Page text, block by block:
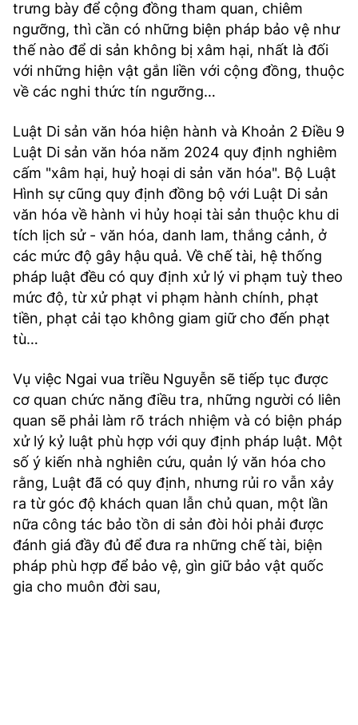
trưng bày để cộng đồng tham quan, chiêm
ngưỡng, thì cần có những biện pháp bảo vệ như
thế nào để di sản không bị xâm hại, nhất là đối
với những hiện vật gắn liền với cộng đồng, thuộc
về các nghi thức tín ngưỡng…
Luật Di sản văn hóa hiện hành và Khoản 2 Điều 9
Luật Di sản văn hóa năm 2024 quy định nghiêm
cấm "xâm hại, huỷ hoại di sản văn hóa". Bộ Luật
Hình sự cũng quy định đồng bộ với Luật Di sản
văn hóa về hành vi hủy hoại tài sản thuộc khu di
tích lịch sử - văn hóa, danh lam, thắng cảnh, ở
các mức độ gây hậu quả. Về chế tài, hệ thống
pháp luật đều có quy định xử lý vi phạm tuỳ theo
mức độ, từ xử phạt vi phạm hành chính, phạt
tiền, phạt cải tạo không giam giữ cho đến phạt
tù…
Vụ việc Ngai vua triều Nguyễn sẽ tiếp tục được
cơ quan chức năng điều tra, những người có liên
quan sẽ phải làm rõ trách nhiệm và có biện pháp
xử lý kỷ luật phù hợp với quy định pháp luật. Một
số ý kiến nhà nghiên cứu, quản lý văn hóa cho
rằng, Luật đã có quy định, nhưng rủi ro vẫn xảy
ra từ góc độ khách quan lẫn chủ quan, một lần
nữa công tác bảo tồn di sản đòi hỏi phải được
đánh giá đầy đủ để đưa ra những chế tài, biện
pháp phù hợp để bảo vệ, gìn giữ bảo vật quốc
gia cho muôn đời sau,